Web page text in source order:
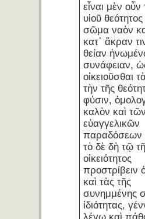
εἶναι μὲν οὖν
υἱοῦ
σῶμα ναὸν
κατ᾽ ἄκραν
θείαν
συνάφειαν,
οἰκειοῦσθαι
τὴν τῆς
φύσιν,
καλὸν καὶ
εὐαγγελικῶν
παραδόσεων
τὸ δὲ δὴ τῷ
οἰκειότητος
προστρίβειν
καὶ τὰς τῆς
συνημμένης
ἰδιότητας,